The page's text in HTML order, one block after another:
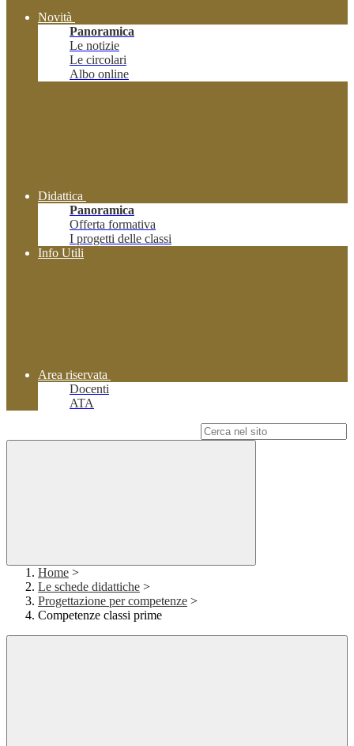
Novità
Panoramica
Le notizie
Le circolari
Albo online
Didattica
Panoramica
Offerta formativa
I progetti delle classi
Info Utili
Area riservata
Docenti
ATA
Home >
Le schede didattiche >
Progettazione per competenze >
Competenze classi prime